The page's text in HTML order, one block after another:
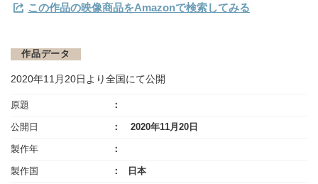
この作品の映像商品をAmazonで検索してみる
作品データ
2020年11月20日より全国にて公開
原題
公開日 2020年11月20日
製作年
製作国 日本